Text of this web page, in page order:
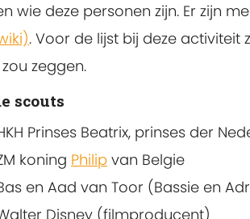
wie deze personen zijn. Er zijn
. Voor de lijst bij deze
zeggen.
scouts
Prinses Beatrix, prinses der
koning Philip van Belgie
en Aad van Toor (Bassie en
Disney (filmproducent)